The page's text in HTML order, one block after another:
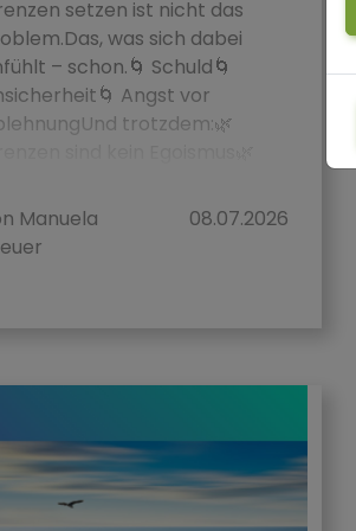
setzen ist nicht das
was sich dabei
– schon.🌀 Schuld🌀
Angst vor
trotzdem:🌿
Manuela
08.07.2026